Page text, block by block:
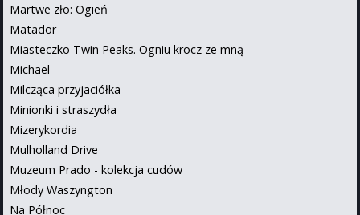
Martwe zło: Ogień
Matador
Miasteczko Twin Peaks. Ogniu krocz ze mną
Michael
Milcząca przyjaciółka
Minionki i straszydła
Mizerykordia
Mulholland Drive
Muzeum Prado - kolekcja cudów
Młody Waszyngton
Na Północ